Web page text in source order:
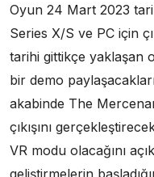
Oyun 24 Mart 2023
Series X/S ve PC için
tarihi gittikçe yaklaşan
bir demo
akabinde The
çıkışını
VR modu olacağını
geliştirmelerin